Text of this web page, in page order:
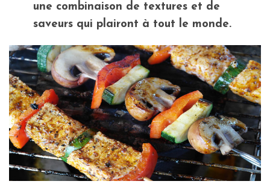
une combinaison de textures et de
saveurs qui plairont à tout le monde.